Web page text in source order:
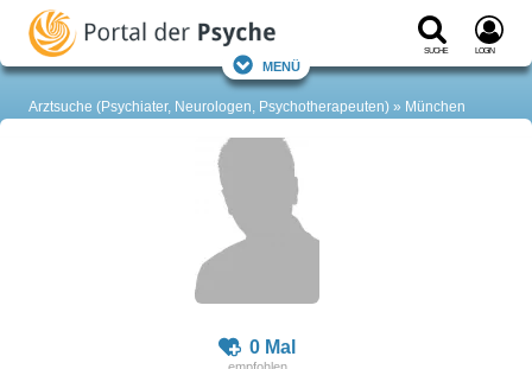
Suche Login
Menü
Arztsuche (Psychiater, Neurologen, Psychotherapeuten) München
0 Mal